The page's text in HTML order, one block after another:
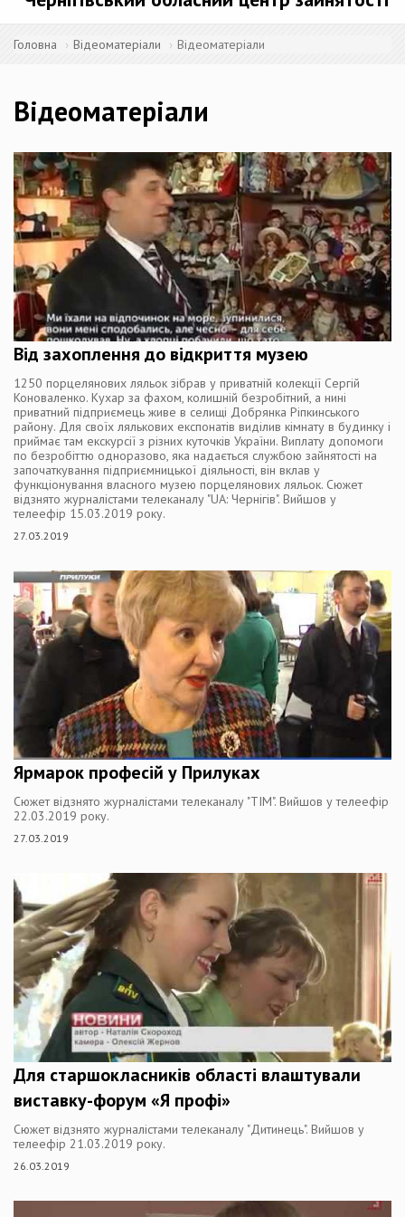
Головна Відеоматеріали Відеоматеріали
Відеоматеріали
Від захоплення до відкриття музею
1250 порцелянових ляльок зібрав у приватній колекції Сергій
Коноваленко. Кухар за фахом, колишній безробітний, а нині
приватний підприємець живе в селищі Добрянка Ріпкинського
району. Для своїх лялькових експонатів виділив кімнату в будинку і
приймає там екскурсії з різних куточків України. Виплату допомоги
по безробіттю одноразово, яка надається службою зайнятості на
започаткування підприємницької діяльності, він вклав у
функціонування власного музею порцелянових ляльок. Сюжет
відзнято журналістами телеканалу "UA: Чернігів". Вийшов у
телеефір 15.03.2019 року.
27.03.2019
Ярмарок професій у Прилуках
Сюжет відзнято журналістами телеканалу "ТІМ". Вийшов у телеефір
22.03.2019 року.
27.03.2019
Для старшокласників області влаштували
виставку-форум «Я профі»
Сюжет відзнято журналістами телеканалу "Дитинець". Вийшов у
телеефір 21.03.2019 року.
26.03.2019